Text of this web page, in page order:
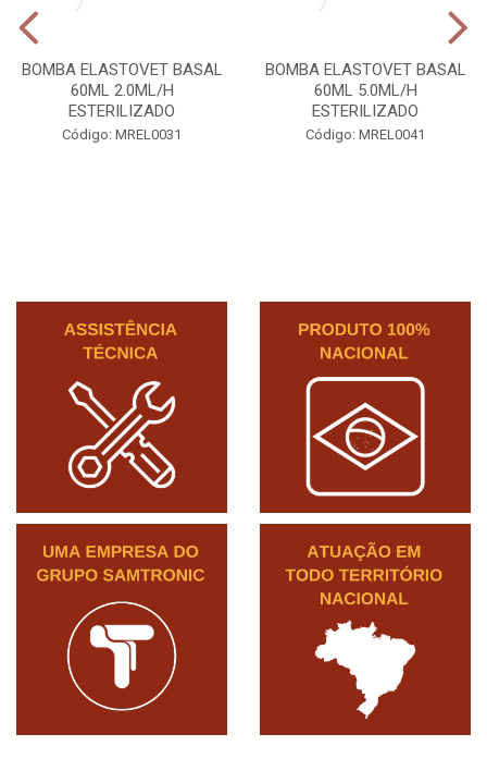
BOMBA ELASTOVET BASAL
60ML 2.0ML/H
ESTERILIZADO
Código: MREL0031
BOMBA ELASTOVET BASAL
60ML 5.0ML/H
ESTERILIZADO
Código: MREL0041